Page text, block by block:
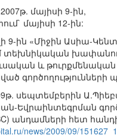
մայիսի 9-ին,
մայիսի 12-ին:
9-ին «Միջին Ասիա-
տեխնիկական
և թուրքմենական
սեպտեմբերին
Եվրաինտեգրման
անդամների հետ
news/2009/09/